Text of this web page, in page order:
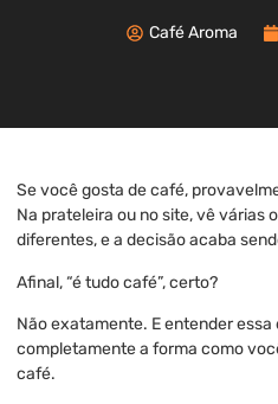
Café Aroma
Se você gosta de café,
Na prateleira ou no site, vê várias
diferentes, e a decisão acaba
Afinal, “é tudo café”, certo?
Não exatamente. E entender
completamente a forma como
café.